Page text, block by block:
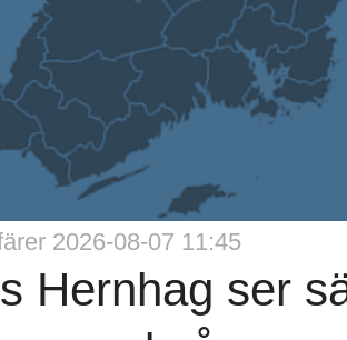
2026-08-07 11:45
Hernhag ser